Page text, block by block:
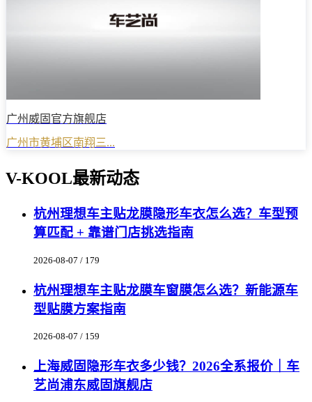
广州威固官方旗舰店
广州市黄埔区南翔三...
V-KOOL最新动态
杭州理想车主贴龙膜隐形车衣怎么选？车型预
算匹配 + 靠谱门店挑选指南
2026-08-07 / 179
杭州理想车主贴龙膜车窗膜怎么选？新能源车
型贴膜方案指南
2026-08-07 / 159
上海威固隐形车衣多少钱？2026全系报价｜车
艺尚浦东威固旗舰店